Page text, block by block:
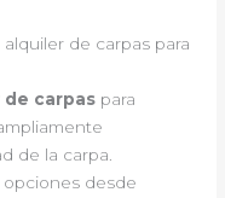
de carpas para
de carpas para
de la carpa.
desde